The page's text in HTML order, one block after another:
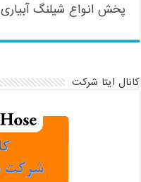
پخش انواع شیلنگ آبیاری
کانال ایتا شرکت